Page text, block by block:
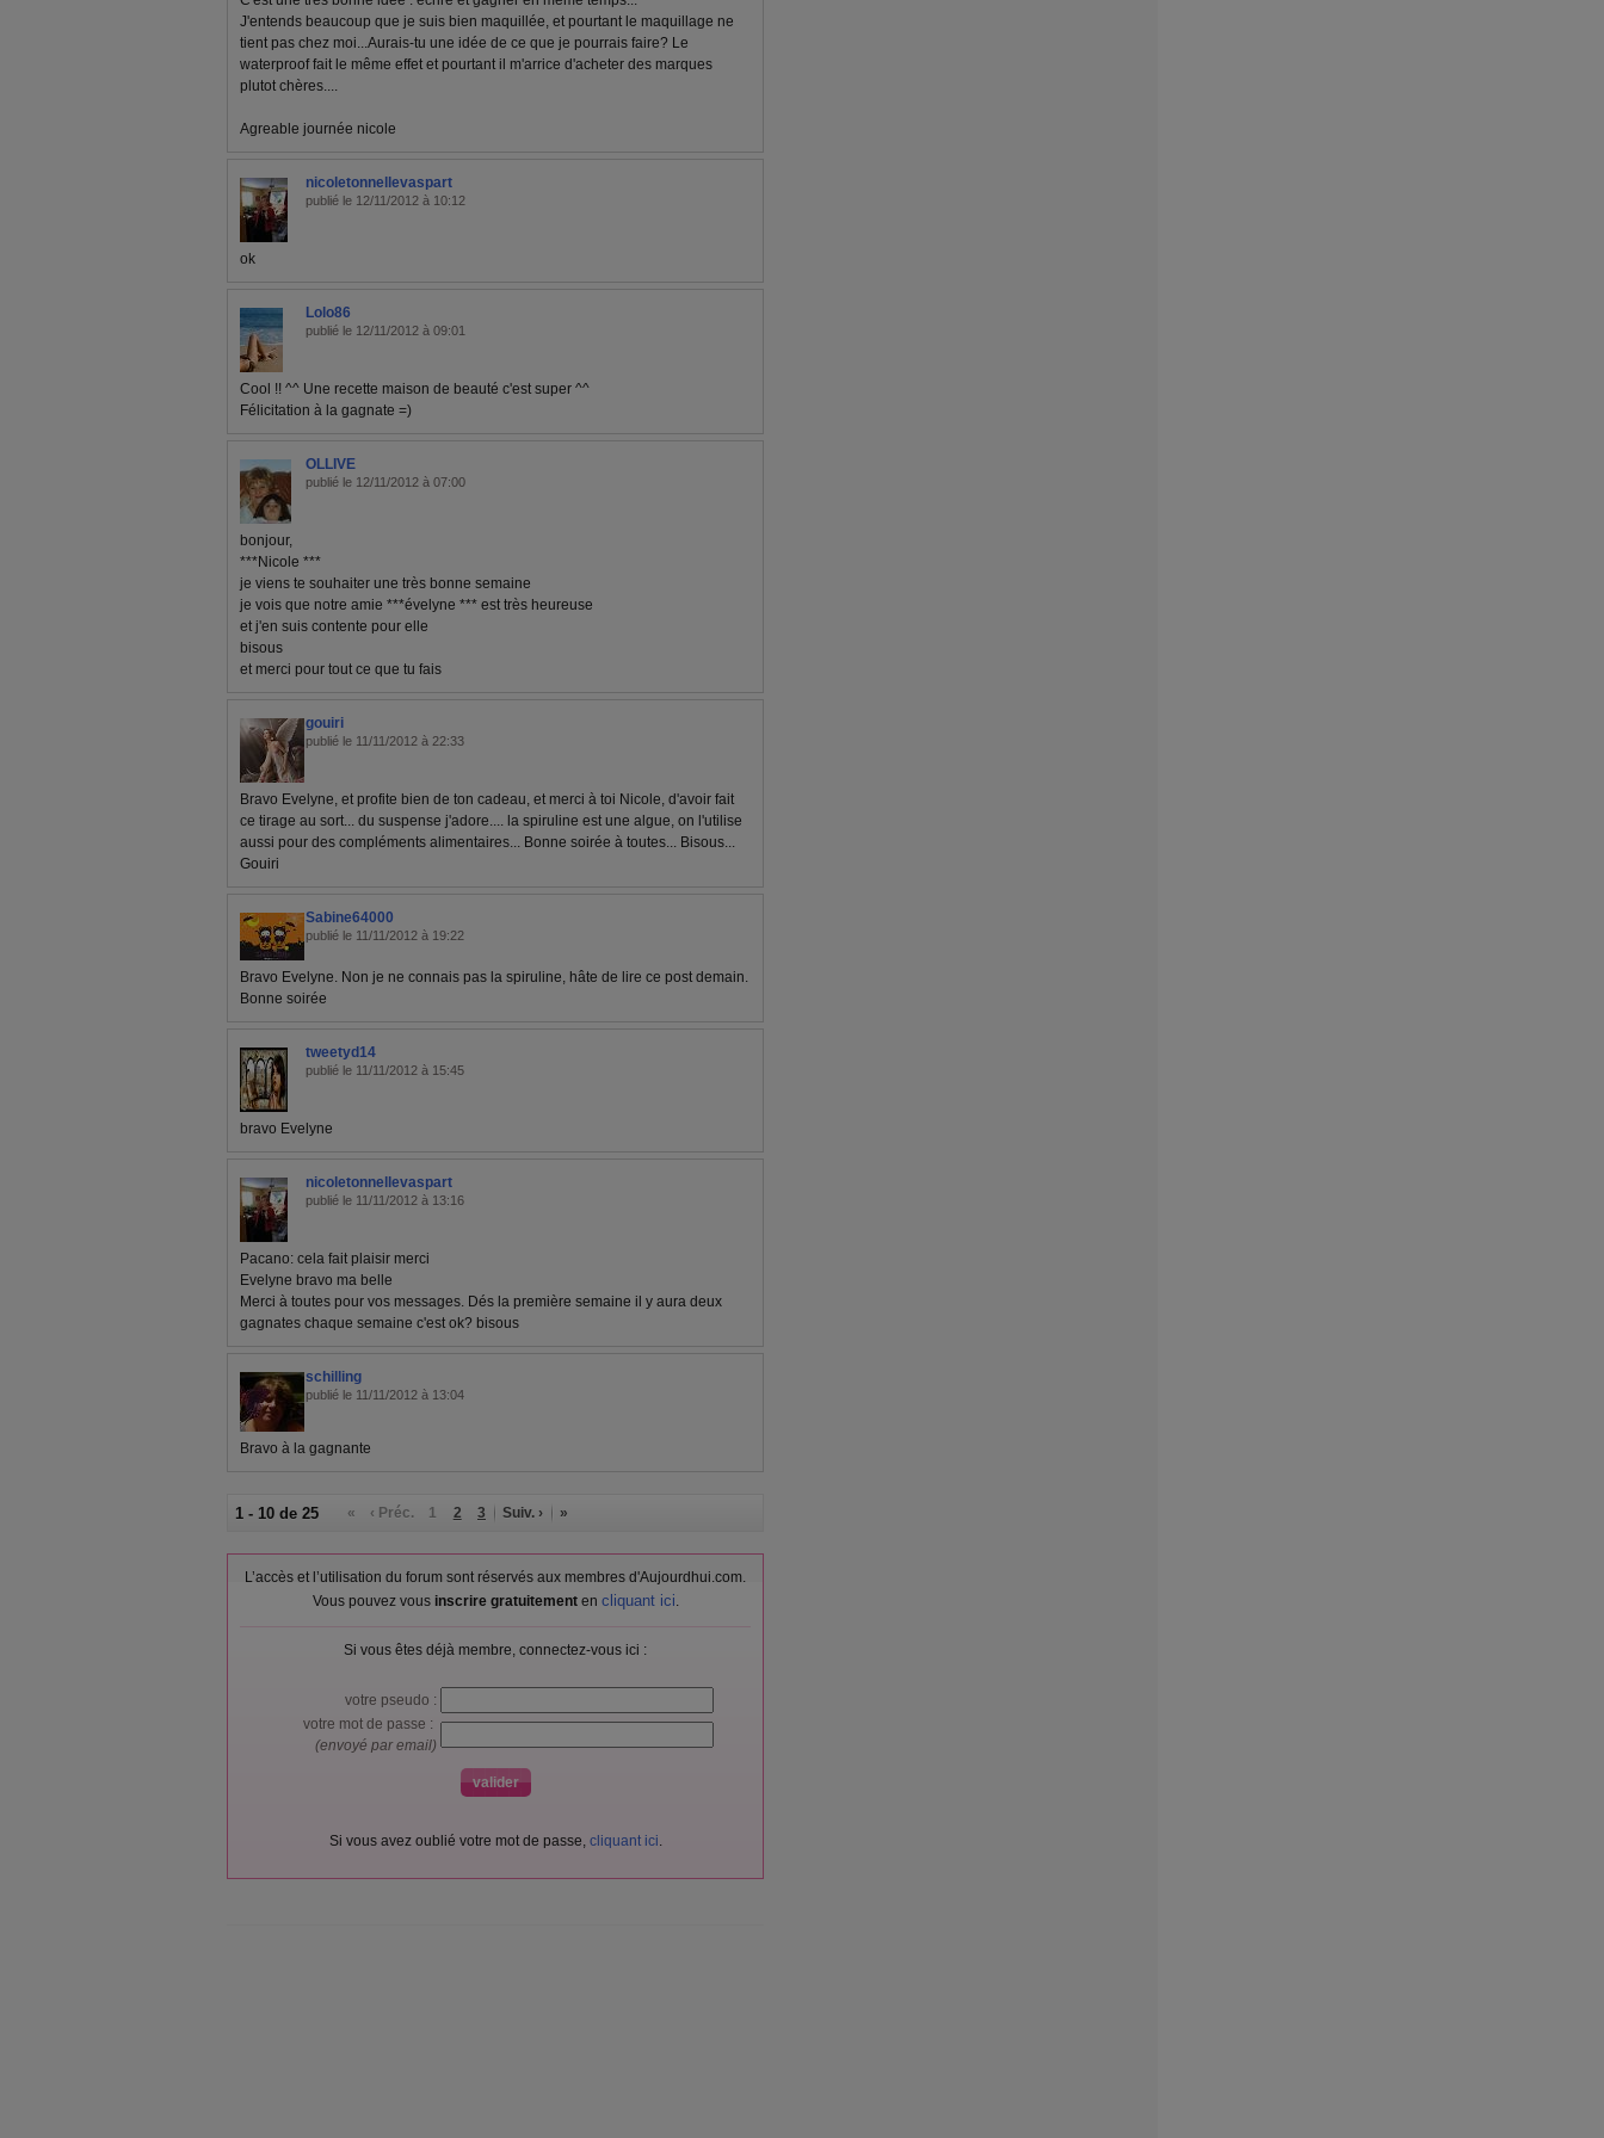
J'entends beaucoup que je suis bien maquillée, et pourtant le maquillage ne
tient pas chez moi...Aurais-tu une idée de ce que je pourrais faire? Le
waterproof fait le même effet et pourtant il m'arrice d'acheter des marques
plutot chères....
Agreable journée nicole
nicoletonnellevaspart
publié le 12/11/2012 à 10:12
ok
Lolo86
publié le 12/11/2012 à 09:01
Cool !! ^^ Une recette maison de beauté c'est super ^^
Félicitation à la gagnate =)
OLLIVE
publié le 12/11/2012 à 07:00
bonjour,
***Nicole ***
je viens te souhaiter une très bonne semaine
je vois que notre amie ***évelyne *** est très heureuse
et j'en suis contente pour elle
bisous
et merci pour tout ce que tu fais
gouiri
publié le 11/11/2012 à 22:33
Bravo Evelyne, et profite bien de ton cadeau, et merci à toi Nicole, d'avoir fait
ce tirage au sort... du suspense j'adore.... la spiruline est une algue, on l'utilise
aussi pour des compléments alimentaires... Bonne soirée à toutes... Bisous...
Gouiri
Sabine64000
publié le 11/11/2012 à 19:22
Bravo Evelyne. Non je ne connais pas la spiruline, hâte de lire ce post demain.
Bonne soirée
tweetyd14
publié le 11/11/2012 à 15:45
bravo Evelyne
nicoletonnellevaspart
publié le 11/11/2012 à 13:16
Pacano: cela fait plaisir merci
Evelyne bravo ma belle
Merci à toutes pour vos messages. Dés la première semaine il y aura deux
gagnates chaque semaine c'est ok? bisous
schilling
publié le 11/11/2012 à 13:04
Bravo à la gagnante
1 - 10 de 25 « ‹ Préc. 1 2 3 Suiv. › »
L’accès et l’utilisation du forum sont réservés aux membres d'Aujourdhui.com.
Vous pouvez vous inscrire gratuitementen cliquant ici.
Si vous êtes déjà membre, connectez-vous ici :
votre pseudo :
votre mot de passe :
(envoyé par email)
Si vous avez oublié votre mot de passe, cliquant ici.